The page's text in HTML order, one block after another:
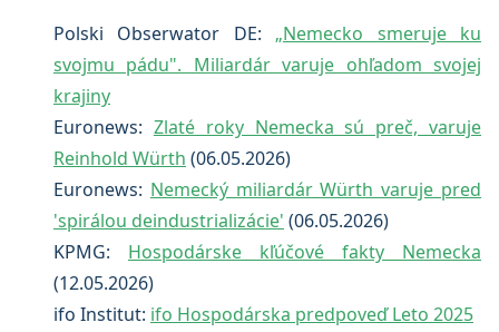
Polski Obserwator DE: „Nemecko smeruje ku
svojmu pádu". Miliardár varuje ohľadom svojej
krajiny
Euronews: Zlaté roky Nemecka sú preč, varuje
Reinhold Würth (06.05.2026)
Euronews: Nemecký miliardár Würth varuje pred
'spirálou deindustrializácie' (06.05.2026)
KPMG: Hospodárske kľúčové fakty Nemecka
(12.05.2026)
ifo Institut: ifo Hospodárska predpoveď Leto 2025